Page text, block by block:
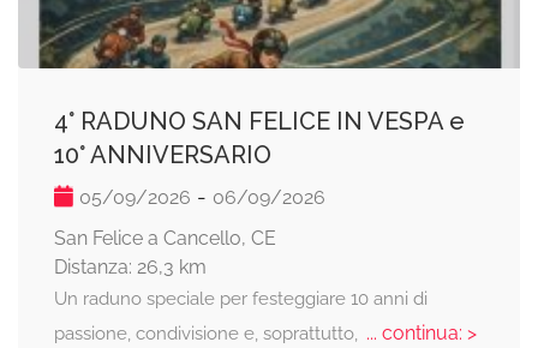
4° RADUNO SAN FELICE IN VESPA e
10° ANNIVERSARIO
05/09/2026 - 06/09/2026
San Felice a Cancello, CE
Distanza: 26,3 km
Un raduno speciale per festeggiare 10 anni di
passione, condivisione e, soprattutto, ... continua: >